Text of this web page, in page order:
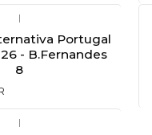
Portugal
- B.Fernandes
8